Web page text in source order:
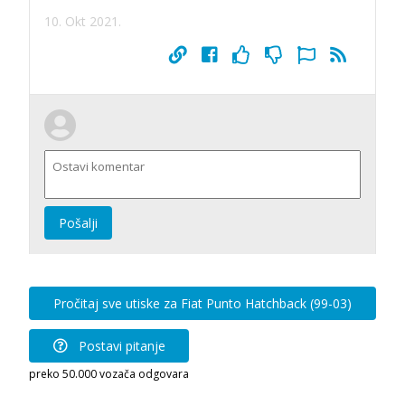
10. Okt 2021.
Pošalji
Pročitaj sve utiske za Fiat Punto Hatchback (99-03)
Postavi pitanje
preko 50.000 vozača odgovara